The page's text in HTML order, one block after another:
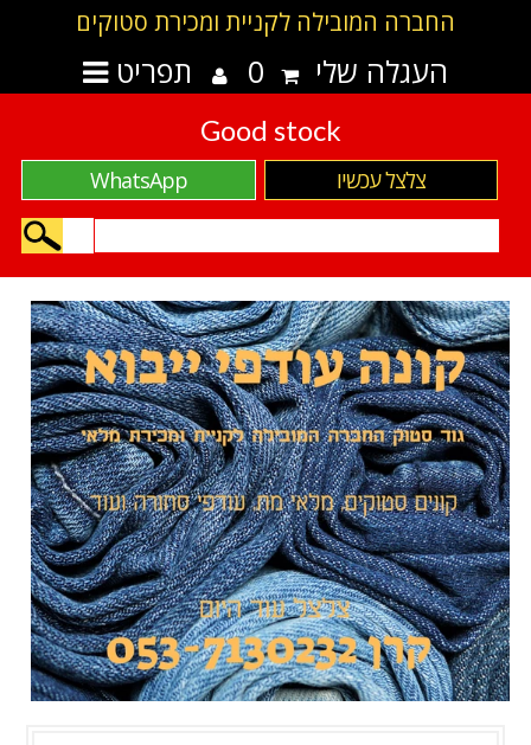
החברה המובילה לקניית ומכירת סטוקים
תפריט העגלה שלי 0
Good stock
WhatsApp צלצל עכשיו